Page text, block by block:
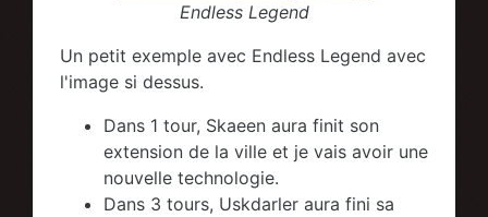
Endless Legend
Un petit exemple avec Endless Legend avec
l'image si dessus.
Dans 1 tour, Skaeen aura finit son
extension de la ville et je vais avoir une
nouvelle technologie.
Dans 3 tours, Uskdarler aura fini sa